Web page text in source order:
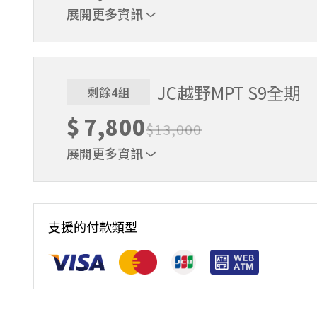
展開更多資訊
早鳥價
剩餘4組 JC越野MPT S9全期
$ 7,800$13,000
展開更多資訊
支援的付款類型